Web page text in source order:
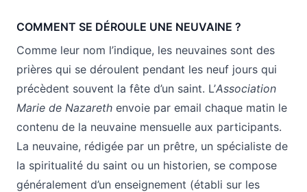
COMMENT SE DÉROULE UNE NEUVAINE ?
Comme leur nom l’indique, les neuvaines sont des
prières qui se déroulent pendant les neuf jours qui
précèdent souvent la fête d’un saint. L’Association
Marie de Nazareth envoie par email chaque matin le
contenu de la neuvaine mensuelle aux participants.
La neuvaine, rédigée par un prêtre, un spécialiste de
la spiritualité du saint ou un historien, se compose
généralement d’un enseignement (établi sur les